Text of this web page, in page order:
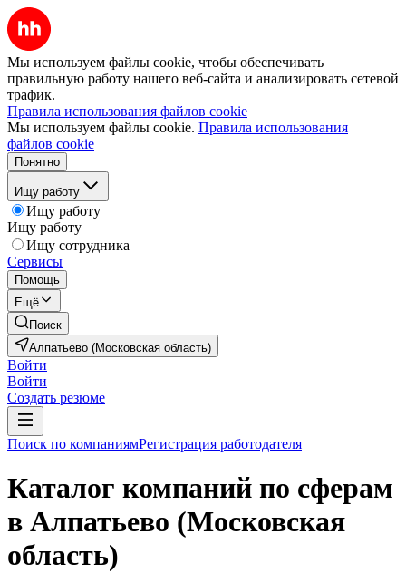
Мы используем файлы cookie, чтобы обеспечивать
правильную работу нашего веб-сайта и анализировать сетевой
трафик.
Правила использования файлов cookie
Мы используем файлы cookie. Правила использования
файлов cookie
Понятно
Ищу работу
Ищу работу
Ищу работу
Ищу сотрудника
Сервисы
Помощь
Ещё
Поиск
Алпатьево (Московская область)
Войти
Войти
Создать резюме
Поиск по компаниямРегистрация работодателя
Каталог компаний по сферам
в Алпатьево (Московская
область)